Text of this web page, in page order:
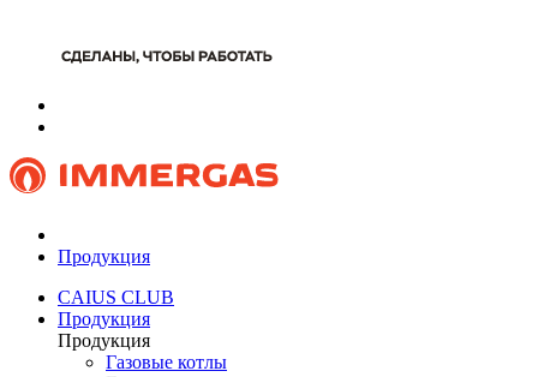
Продукция
CAIUS CLUB
Продукция
Продукция
Газовые котлы